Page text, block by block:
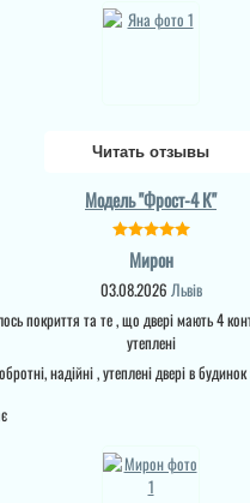
Читать отзывы
Модель "Фрост-4 К"
Мирон
03.08.2026 Львів
покриття та те , що двері мають 4
утеплені
надійні , утеплені двері в